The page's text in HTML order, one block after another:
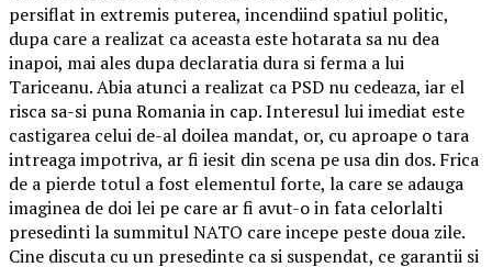
persiflat in extremis puterea, incendiind spatiul politic,
dupa care a realizat ca aceasta este hotarata sa nu dea
inapoi, mai ales dupa declaratia dura si ferma a lui
Tariceanu. Abia atunci a realizat ca PSD nu cedeaza, iar el
risca sa-si puna Romania in cap. Interesul lui imediat este
castigarea celui de-al doilea mandat, or, cu aproape o tara
intreaga impotriva, ar fi iesit din scena pe usa din dos. Frica
de a pierde totul a fost elementul forte, la care se adauga
imaginea de doi lei pe care ar fi avut-o in fata celorlalti
presedinti la summitul NATO care incepe peste doua zile.
Cine discuta cu un presedinte ca si suspendat, ce garantii si